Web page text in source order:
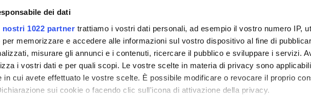
dei dati
nostri 1022 partner trattiamo i vostri dati personali, ad esempio il vostro numero IP,
per memorizzare e accedere alle informazioni sul vostro dispositivo al fine di
misurare gli annunci e i contenuti, ricercare il pubblico e sviluppare i servizi.
i vostri dati e per quali scopi. Le vostre scelte in materia di privacy sono
in cui avete effettuato le vostre scelte. È possibile modificare o revocare il proprio
sui cookie o facendo clic sull'icona di attivazione della privacy.